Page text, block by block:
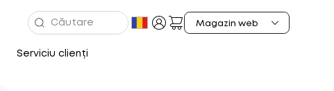
Serviciu clienți